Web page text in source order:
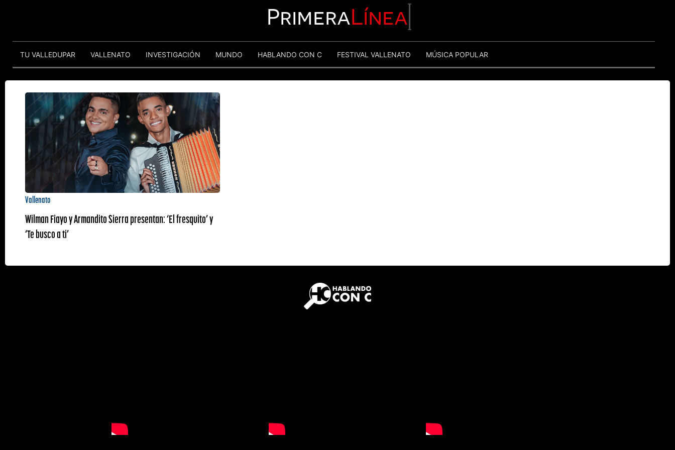
PrimeraLínea
TU VALLEDUPAR VALLENATO INVESTIGACIÓN MUNDO HABLANDO CON C FESTIVAL VALLENATO MÚSICA POPULAR
Vallenato
Wilman Fiayo y Armandito Sierra presentan: ‘El fresquito’ y
‘Te busco a ti’